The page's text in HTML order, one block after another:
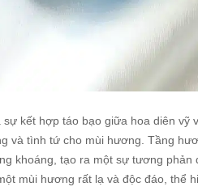
sự kết hợp táo bạo giữa hoa diên vỹ
và tình tứ cho mùi hương. Tầng
khoáng, tạo ra một sự tương
mùi hương rất lạ và độc đáo, thể